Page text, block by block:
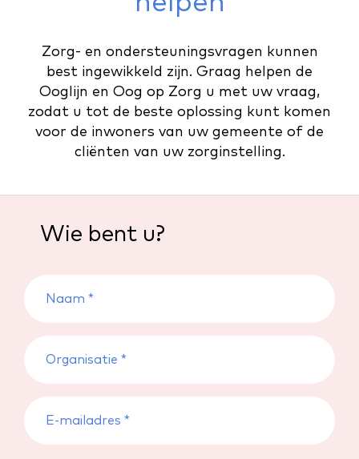
Zorg- en ondersteuningsvragen kunnen
best ingewikkeld zijn. Graag helpen de
Ooglijn en Oog op Zorg u met uw vraag,
zodat u tot de beste oplossing kunt komen
voor de inwoners van uw gemeente of de
cliënten van uw zorginstelling.
Wie bent u?